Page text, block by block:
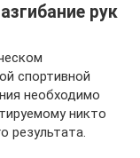
рук
спортивной
необходимо
никто
результата.